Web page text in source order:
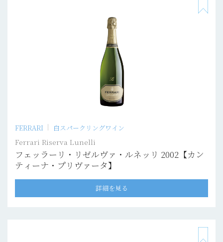
FERRARI 白スパークリングワイン
Ferrari Riserva Lunelli
フェッラーリ・リゼルヴァ・ルネッリ 2002【カン
ティーナ・プリヴァータ】
詳細を見る